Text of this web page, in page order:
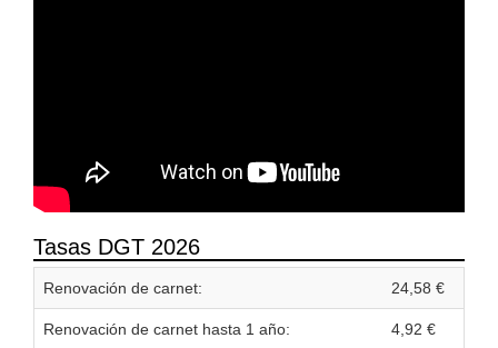
Tasas DGT 2026
Renovación de carnet: 24,58 €
Renovación de carnet hasta 1 año: 4,92 €